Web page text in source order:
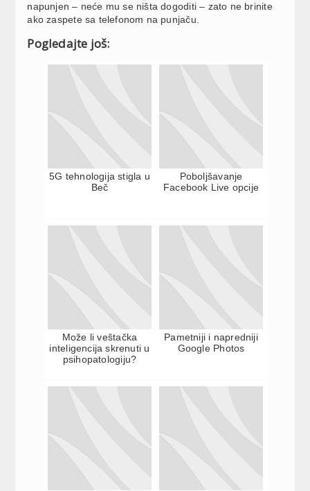
napunjen – neće mu se ništa dogoditi – zato ne brinite
ako zaspete sa telefonom na punjaču.
Pogledajte još:
5G tehnologija stigla u
Beč
Poboljšavanje
Facebook Live opcije
Može li veštačka
inteligencija skrenuti u
psihopatologiju?
Pametniji i napredniji
Google Photos